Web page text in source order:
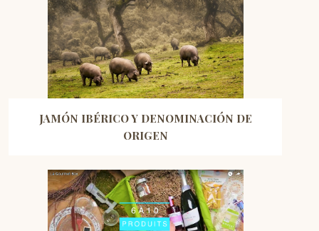
JAMÓN IBÉRICO Y DENOMINACIÓN DE
ORIGEN